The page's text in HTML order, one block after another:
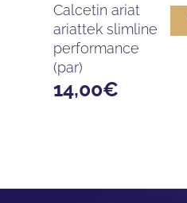
calcetin ariat
ariattek slimline
performance
(par)
14,00€